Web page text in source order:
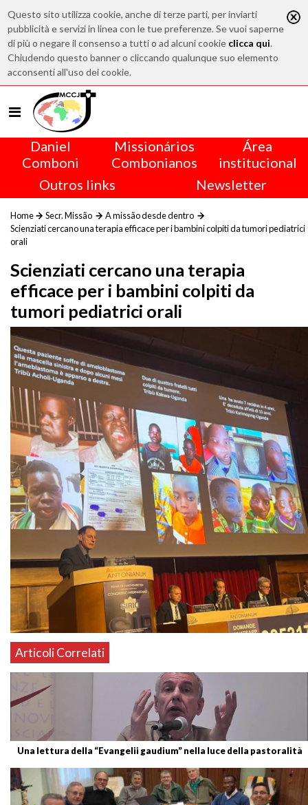
Questo sito utilizza cookie, anche di terze parti, per inviarti
pubblicità e servizi in linea con le tue preferenze. Se vuoi saperne
di più o negare il consenso a tutti o ad alcuni cookie clicca qui.
Chiudendo questo banner o cliccando qualunque suo elemento
acconsenti all'uso dei cookie.
Daniel
Comboni
Missionários
Combonianos
Área
institucional
Outros links
Newsletter
Home Secr. Missão
A missão desde dentro
Scienziati cercano una terapia efficace per i bambini colpiti da tumori pediatrici
orali
Scienziati cercano una terapia
efficace per i bambini colpiti da
tumori pediatrici orali
Articoli Correlati
Una lettura della “Evangelii gaudium” nella luce della pastoralità